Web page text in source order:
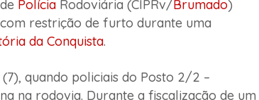
PolíciaRodoviária (CIPRv/Brumado)
restrição de furto durante uma
da Conquista.
quando policiais do Posto 2/2 –
na rodovia. Durante a fiscalização de um